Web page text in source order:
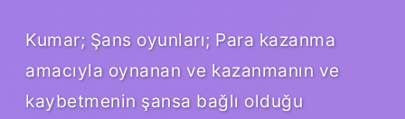
Kumar; Şans oyunları; Para kazanma
amacıyla oynanan ve kazanmanın ve
kaybetmenin şansa bağlı olduğu